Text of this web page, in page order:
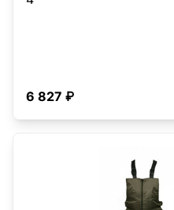
6 827 ₽